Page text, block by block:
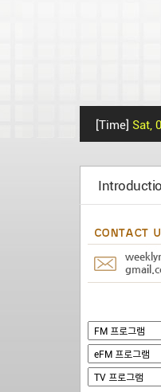
[Time] Sat,